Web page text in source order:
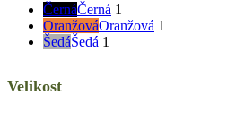
ČernáČerná 1
OranžováOranžová 1
ŠedáŠedá 1
Velikost